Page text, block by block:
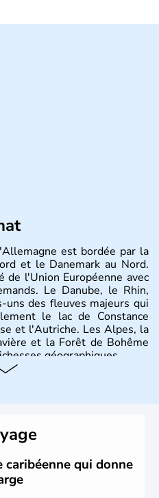
est bordée par la
et le Danemark au Nord.
l'Union Européenne avec
Le Danube, le Rhin,
des fleuves majeurs qui
le lac de Constance
et l'Autriche. Les Alpes, la
et la Forêt de Bohême
géographiques.
grande autonomie. Le pays
qu'il a vu naître dans tous
politique en passant par la
Heidegger, Thomas Mann,
en font partie.
qui donne